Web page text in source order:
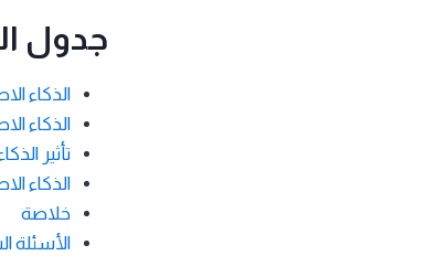
جدول
الذكاء
الذكاء
تأثير
الذكاء
خلاصة
الأسئلة